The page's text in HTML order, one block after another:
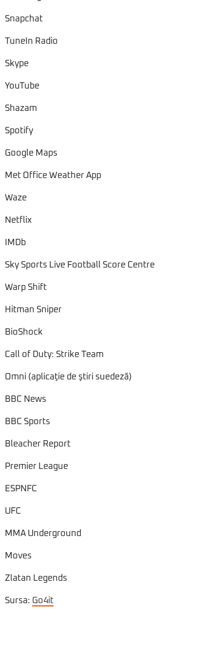
Snapchat
TuneIn Radio
Skype
YouTube
Shazam
Spotify
Google Maps
Met Office Weather App
Waze
Netflix
IMDb
Sky Sports Live Football Score Centre
Warp Shift
Hitman Sniper
BioShock
Call of Duty: Strike Team
Omni (aplicaţie de ştiri suedeză)
BBC News
BBC Sports
Bleacher Report
Premier League
ESPNFC
UFC
MMA Underground
Moves
Zlatan Legends
Sursa: Go4it